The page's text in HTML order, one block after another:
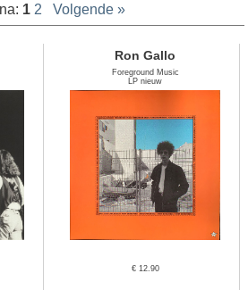
1 2 Volgende »
Ron Gallo
Foreground Music
LP nieuw
€ 12.90